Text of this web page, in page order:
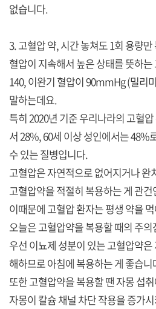
없습니다.
3. 고혈압 약, 시간 놓쳐도 1회 용량만
혈압이 지속해서 높은 상태를 뜻하
140, 이완기 혈압이 90mmHg (밀리
말하는데요.
특히 2020년 기준 우리나라의 고혈
서 28%, 60세 이상 성인에서는 48%
수 있는 질병입니다.
고혈압은 자연적으로 없어지거나 완
고혈압약을 적절히 복용하는 게 관건
이때문에 고혈압 환자는 평생 약을
오늘은 고혈압약을 복용할 때의 주
우선 이뇨제 성분이 있는 고혈압약
해하므로 아침에 복용하는 게 좋습니
또한 고혈압약을 복용할 땐 자몽 섭
자몽이 칼슘 채널 차단 작용을 증가